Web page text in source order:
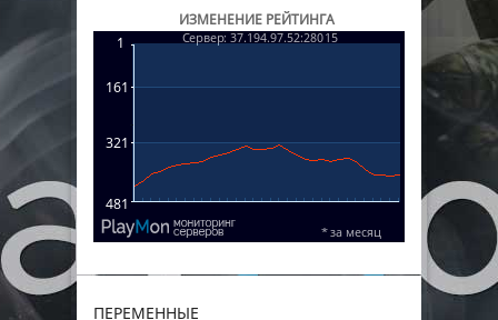
ИЗМЕНЕНИЕ РЕЙТИНГА
ПЕРЕМЕННЫЕ